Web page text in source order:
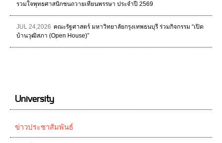
รวมใจพุทธศาสนิกชนถวายเทียนพรรษา ประจำปี 2569
JUL 24,2026 คณะรัฐศาสตร์ มหาวิทยาลัยกรุงเทพธนบุรี ร่วมกิจกรรม “เปิด
บ้านวุฒิสภา (Open House)”
University
ข่าวประชาสัมพันธ์